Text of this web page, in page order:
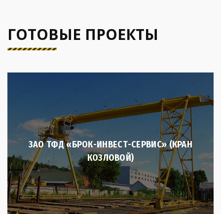
ГОТОВЫЕ ПРОЕКТЫ
ЗАО ТФД «БРОК-ИНВЕСТ-СЕРВИС» (КРАН
КОЗЛОВОЙ)